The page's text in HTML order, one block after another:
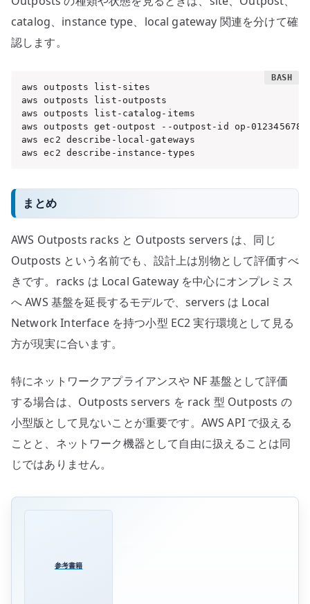
catalog、instance type、local gateway 関連を分けて確
認します。
aws outposts list-sites
aws outposts list-outposts
aws outposts list-catalog-items
aws outposts get-outpost --outpost-id op-
aws ec2 describe-local-gateways
aws ec2 describe-instance-types
まとめ
AWS Outposts racks と Outposts servers は、同じ
Outposts という名前でも、設計上は別物として評価すべ
きです。racks は Local Gateway を中心にオンプレミス
へ AWS 基盤を延長するモデルで、servers は Local
Network Interface を持つ小型 EC2 実行環境として見る
方が現実に合います。
特にネットワークアプライアンスや NF 基盤として評価
する場合は、Outposts servers を rack 型 Outposts の
小型版として見ないことが重要です。AWS API で扱える
ことと、ネットワーク機器として自由に扱えることは同
じではありません。
参考書籍